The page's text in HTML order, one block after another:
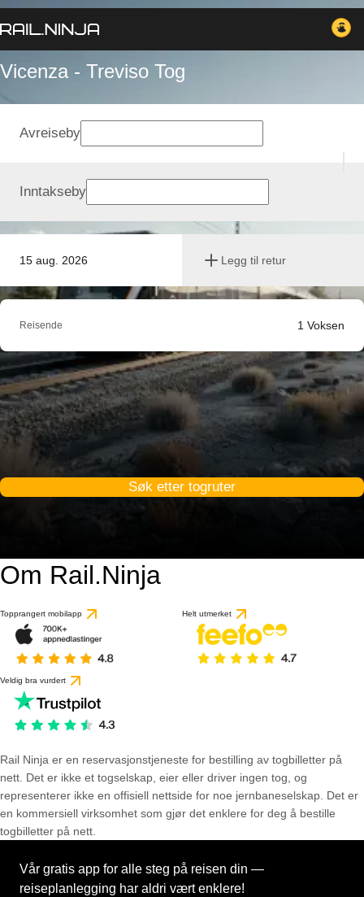
Vicenza - Treviso Tog
15 aug. 2026 Legg til retur
Avreiseby
Inntakseby
Reisende 1 Voksen
Søk etter togruter
Om Rail.Ninja
Topprangert mobilapp Helt utmerket
Veldig bra vurdert
Rail Ninja er en reservasjons­tjeneste for bestilling av togbilletter på
nett. Det er ikke et togselskap, eier eller driver ingen tog, og
representerer ikke en offisiell nettside for noe jernbaneselskap. Det er
en kommersiell virksomhet som gjør det enklere for deg å bestille
togbilletter på nett.
Vår gratis app for alle steg på reisen din —
reiseplanlegging har aldri vært enklere!